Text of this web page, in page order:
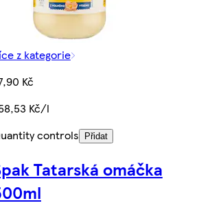
z kategorie
Kč
Kč/l
controls
Přidat
Tatarská omáčka